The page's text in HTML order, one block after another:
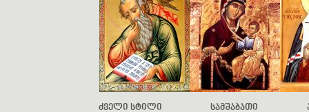
ძველი სტილი სამშაბათი